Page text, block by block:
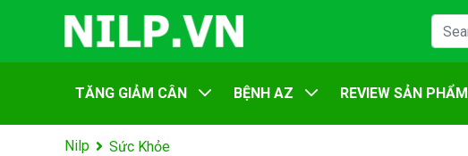
TĂNG GIẢM CÂN BỆNH AZ REVIEW SẢN PHẨM
Nilp Sức Khỏe